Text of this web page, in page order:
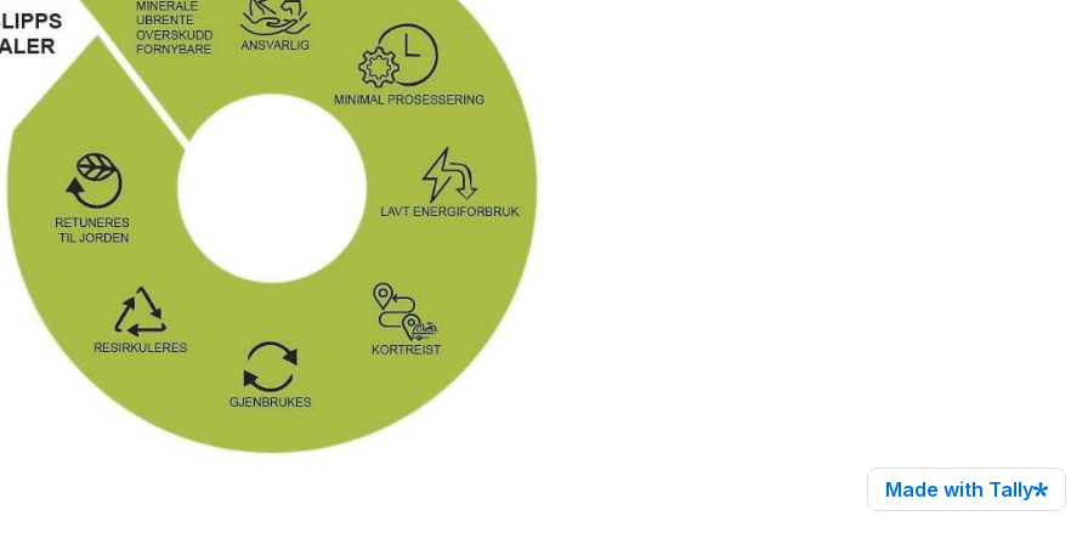
Made with Tally